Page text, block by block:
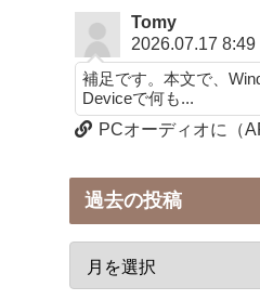
Tomy
2026.07.17 8:49
補足です。本文で、
Deviceで何も...
PCオーディオに（
過去の投稿